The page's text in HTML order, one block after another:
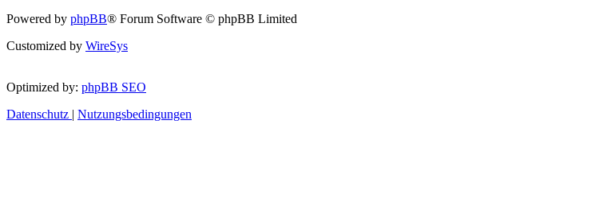
Powered by phpBB® Forum Software © phpBB Limited
Customized by WireSys
Optimized by: phpBB SEO
Datenschutz | Nutzungsbedingungen